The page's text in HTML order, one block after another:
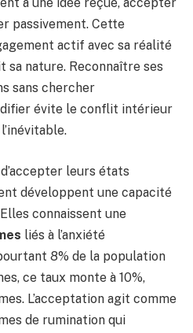
passivement. Cette
actif avec sa réalité
sa nature. Reconnaître ses
sans chercher
évite le conflit intérieur
leurs états
développent une capacité
connaissent une
liés à l’anxiété
8% de la population
ce taux monte à 10%,
L’acceptation agit comme
de rumination qui